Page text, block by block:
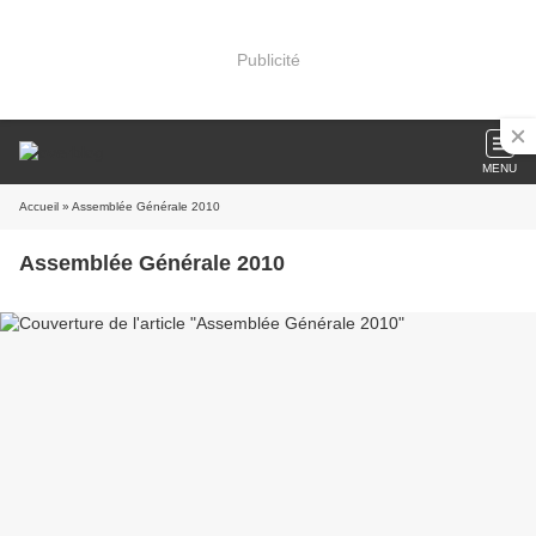
Publicité
MENU
Accueil » Assemblée Générale 2010
Assemblée Générale 2010